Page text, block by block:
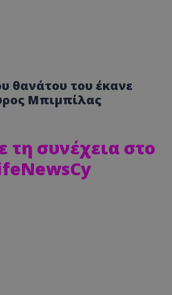
θανάτου του έκανε
Μπιμπίλας
τη συνέχεια στο